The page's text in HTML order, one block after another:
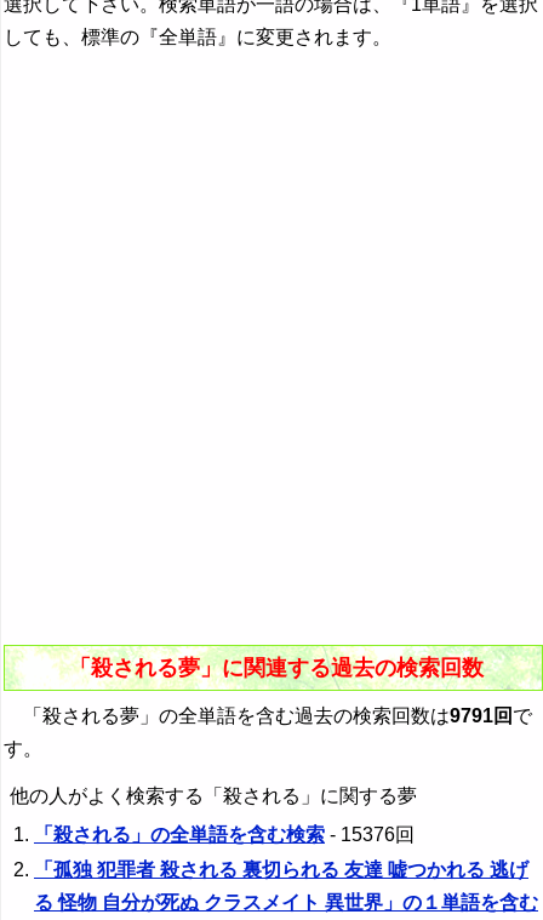
しても、標準の『全単語』に変更されます。
「殺される夢」に関連する過去の検索回数
「殺される夢」の全単語を含む過去の検索回数は9791回 で
す。
他の人がよく検索する「殺される」に関する夢
「殺される」の全単語を含む検索 - 15376回
「孤独 犯罪者 殺される 裏切られる 友達 嘘つかれる 逃げ
る 怪物 自分が死ぬ クラスメイト 異世界」の１単語を含む